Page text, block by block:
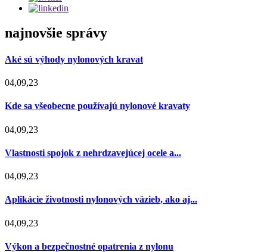
najnovšie správy
Aké sú výhody nylonových kravat
04,09,23
Kde sa všeobecne používajú nylonové kravaty
04,09,23
Vlastnosti spojok z nehrdzavejúcej ocele a...
04,09,23
Aplikácie životnosti nylonových väzieb, ako aj...
04,09,23
Výkon a bezpečnostné opatrenia z nylonu